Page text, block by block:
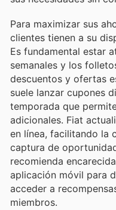
Para maximizar sus
clientes tienen a su
Es fundamental estar
semanales y los
descuentos y ofertas
suele lanzar cupones
temporada que
adicionales. Fiat
en línea, facilitando la
captura de
recomienda
aplicación móvil para
acceder a
miembros.